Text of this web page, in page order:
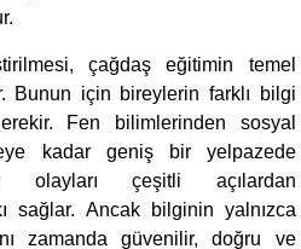
çağdaş eğitimin temel
Bunun için bireylerin farklı bilgi
Fen bilimlerinden sosyal
kadar geniş bir yelpazede
çeşitli açılardan
sağlar. Ancak bilginin yalnızca
zamanda güvenilir, doğru ve